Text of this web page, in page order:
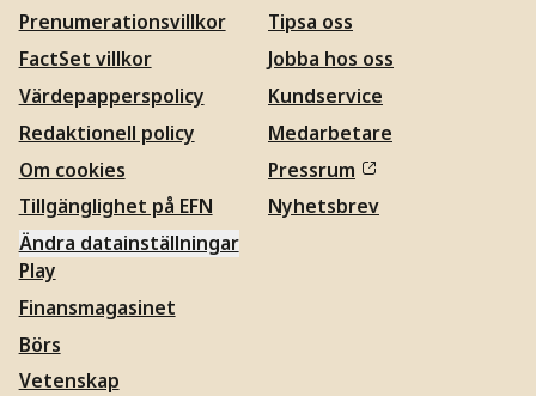
Prenumerationsvillkor
FactSet villkor
Värdepapperspolicy
Redaktionell policy
Om cookies
Tillgänglighet på EFN
Ändra datainställningar
Tipsa oss
Jobba hos oss
Kundservice
Medarbetare
Pressrum
Nyhetsbrev
Play
Finansmagasinet
Börs
Vetenskap